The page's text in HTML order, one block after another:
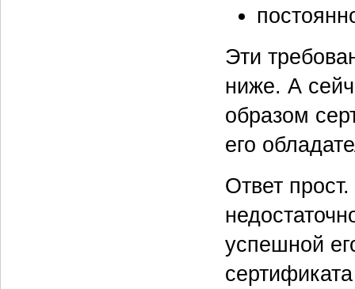
Эти
ниже. А
образом
его
Ответ
успешной